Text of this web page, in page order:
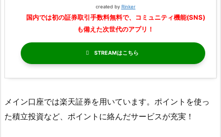
created by Rinker
国内では初の証券取引手数料無料で、コミュニティ機能(SNS)
も備えた次世代のアプリ！
STREAM
メイン口座では楽天証券を用いています。ポイントを使っ
た積立投資など、ポイントに絡んだサービスが充実！